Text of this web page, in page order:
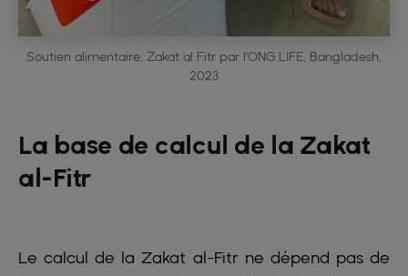
Soutien alimentaire, Zakat al Fitr par l'ONG LIFE, Bangladesh,
2023
La base de calcul de la Zakat
al-Fitr
Le calcul de la Zakat al-Fitr ne dépend pas de